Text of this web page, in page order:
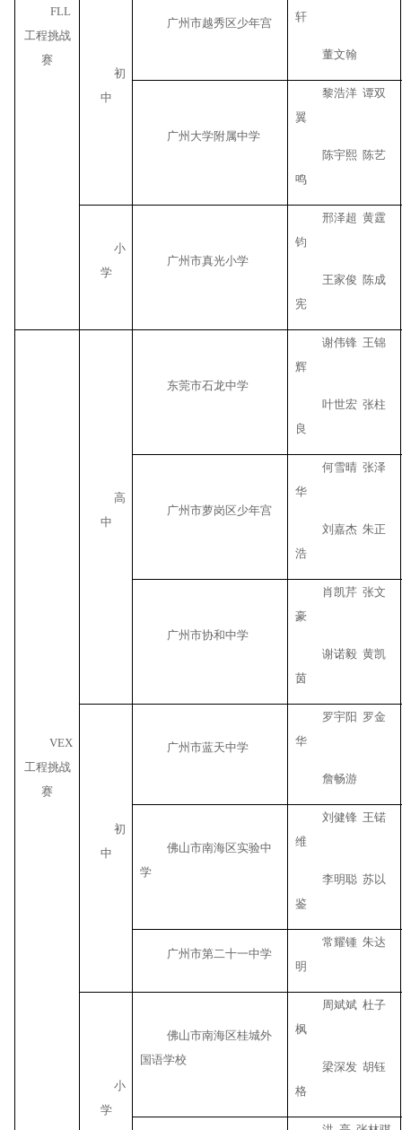
FLL
工程挑战
赛
初
中
广州市越秀区少年宫
轩
董文翰
广州大学附属中学
黎浩洋 谭双
翼
陈宇熙 陈艺
鸣
小
学
广州市真光小学
邢泽超 黄霆
钧
王家俊 陈成
宪
VEX
工程挑战
赛
高
中
东莞市石龙中学
谢伟锋 王锦
辉
叶世宏 张柱
良
广州市萝岗区少年宫
何雪晴 张泽
华
刘嘉杰 朱正
浩
广州市协和中学
肖凯芹 张文
豪
谢诺毅 黄凯
茵
初
中
广州市蓝天中学
罗宇阳 罗金
华
詹畅游
佛山市南海区实验中
学
刘健锋 王锘
维
李明聪 苏以
鉴
广州市第二十一中学
常耀锺 朱达
明
小
学
佛山市南海区桂城外
国语学校
周斌斌 杜子
枫
梁深发 胡钰
格